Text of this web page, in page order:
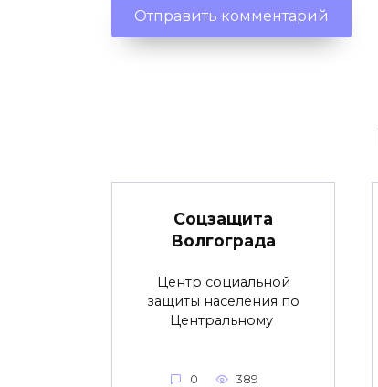
Соцзащита
Волгограда
Центр социальной
защиты населения по
Центральному
0 389